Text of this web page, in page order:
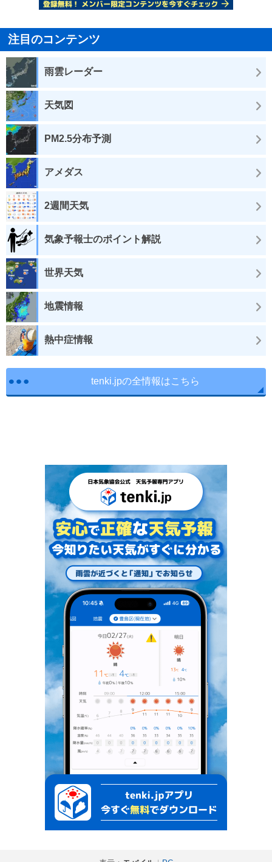
注目のコンテンツ
雨雲レーダー
天気図
PM2.5分布予測
アメダス
2週間天気
気象予報士のポイント解説
世界天気
地震情報
熱中症情報
tenki.jpの全情報はこちら